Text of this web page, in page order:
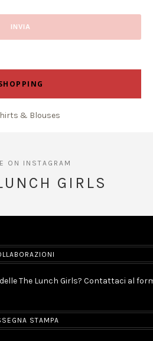
GIRLS
The Lunch Girls? Contattaci al
STAMPA